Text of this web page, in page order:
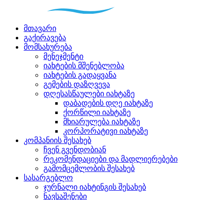
მთავარი
გაქირავება
მომსახურება
მენეჯმენტი
იახტების მშენებლობა
იახტების გადაყვანა
გემების დაზღვევა
დღესასწაულები იახტაზე
დაბადების დღე იახტაზე
ქორწილი იახტაზე
მხიარულება იახტაზე
კორპორატივი იახტაზე
კომპანიის შესახებ
ჩვენ გვენდობიან
რეკომენდაციები და მადლიერებები
გამომცემლობის შესახებ
სასარგებლო
ჯურნალი იახტინგის შესახებ
ნავსაშენები